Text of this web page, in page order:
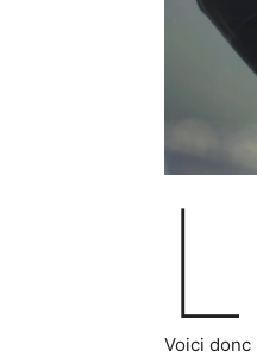
L
Voici donc